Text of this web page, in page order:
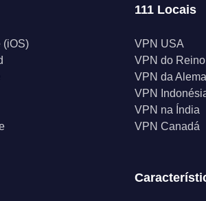
(iOS)
111 Locais
VPN USA
VPN do
VPN da
VPN
VPN na Índia
VPN Canadá